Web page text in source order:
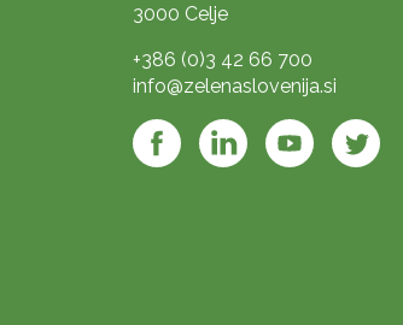
3000 Celje
+386 (0)3 42 66 700
info@zelenaslovenija.si